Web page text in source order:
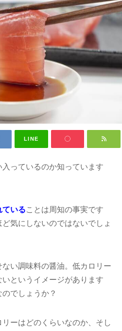
LINE
っているのか知っています
ている ことは周知の事実です
気にしないのではないでしょ
い調味料の醤油。低カロリー
というイメージがあります
でしょうか？
ーはどのくらいなのか、そし